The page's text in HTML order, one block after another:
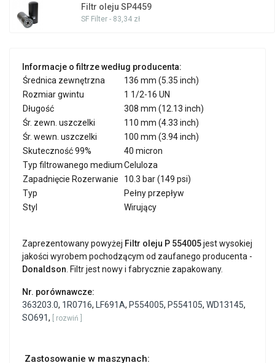
Filtr oleju SP4459
SF Filter - 83,34 zł
Informacje o filtrze według producenta:
Średnica zewnętrzna
136 mm (5.35 inch)
Rozmiar gwintu
1 1/2-16 UN
Długość
308 mm (12.13 inch)
Śr. zewn. uszczelki
110 mm (4.33 inch)
Śr. wewn. uszczelki
100 mm (3.94 inch)
Skuteczność 99%
40 micron
Typ filtrowanego mediumCeluloza
Zapadnięcie Rozerwanie
10.3 bar (149 psi)
Typ
Pełny przepływ
Styl
Wirujący
Zaprezentowany powyżej Filtr oleju P 554005jest wysokiej
jakości wyrobem pochodzącym od zaufanego producenta -
Donaldson . Filtr jest nowy i fabrycznie zapakowany.
Nr. porównawcze:
363203.0, 1R0716, LF691A, P554005, P554105, WD13145,
SO691, [ rozwiń ]
Zastosowanie w maszynach: